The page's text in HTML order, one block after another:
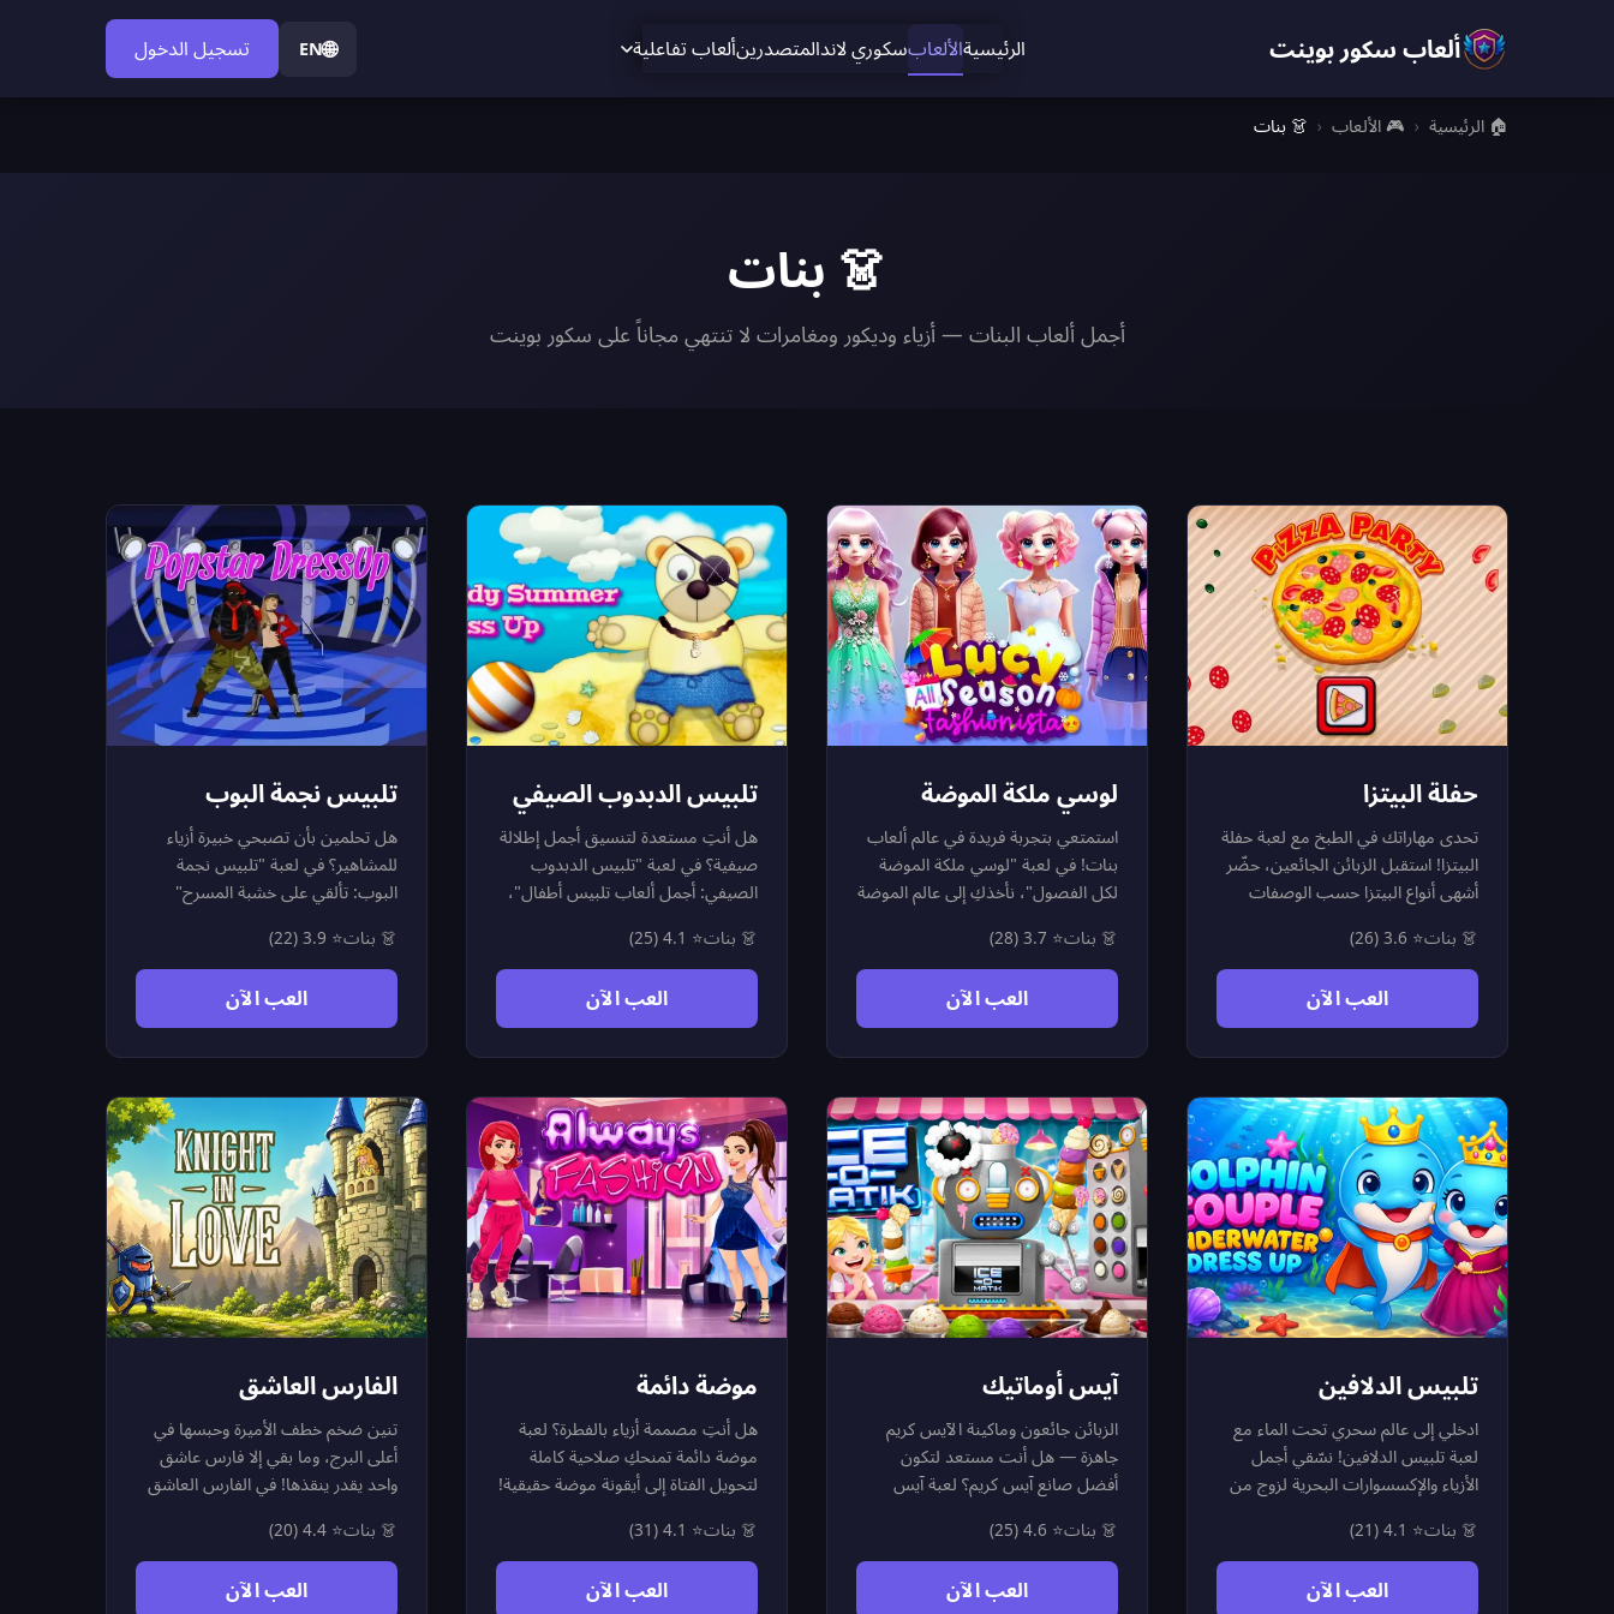
ألعاب سكور بوينت الرئيسيةالألعابسكوري لاندالمتصدرينألعاب تفاعلية 🌐
EN تسجيل الدخول
🏠 الرئيسية › 🎮 الألعاب › 👗 بنات
👗 بنات
أجمل ألعاب البنات — أزياء وديكور ومغامرات لا تنتهي مجاناً على سكور بوينت
حفلة البيتزا
تحدى مهاراتك في الطبخ مع لعبة حفلة
البيتزا! استقبل الزبائن الجائعين، حضّر
أشهى أنواع البيتزا حسب الوصفات
لعبة طبخ سريعة وممتعة تتطلب الدقة
والسرعة قبل أن ينفد وقت الزبائن.
العبها الآن أون لاين مجاناً واثبت أنك
أفضل شيف بيتزا!
👗 بنات⭐ 3.6 (26)
العب الآن
لوسي ملكة الموضة
استمتعي بتجربة فريدة في عالم ألعاب
بنات! في لعبة "لوسي ملكة الموضة
لكل الفصول"، نأخذكِ إلى عالم الموضة
إذا كنتِ من عشاق ألعاب تلبيس بنات
والمكياج، فهذه اللعبة تمنحكِ خزانة
ملابس ضخمة ومتنوعة تشمل جميع
فصول السنة. لا يتوقف الإبداع عند
الملابس فحسب، بل يمكنكِ الدخول
أحدث الصبغات والتسريحات التي
تناسب إطلالتها في كل الفصول.
👗 بنات⭐ 3.7 (28)
العب الآن
تلبيس الدبدوب الصيفي
هل أنتِ مستعدة لتنسيق أجمل إطلالة
صيفية؟ في لعبة "تلبيس الدبدوب
الصيفي: أجمل ألعاب تلبيس أطفال"،
لألطف دبدوب! اختاري من بين
مجموعة واسعة من الملابس الصيفية
المنعشة، القبعات، والنظارات
الشمسية الملونة. هذه اللعبة هي الخيار
الأمثل لكل من يبحث عن ألعاب بنات
مظهر الدبدوب بلمسات بسيطة
لتناسب أجواء البحر والشمس.
👗 بنات⭐ 4.1 (25)
العب الآن
تلبيس نجمة البوب
هل تحلمين بأن تصبحي خبيرة أزياء
للمشاهير؟ في لعبة "تلبيس نجمة
البوب: تألقي على خشبة المسرح"
نجمة البوب المفضلة لديكِ وساعديها
لتظهر بأبهى إطلالة قبل الصعود إلى
المسرح. استعرضي ذوقك الرفيع في
اختيار الفساتين اللامعة، الإكسسوارات
العصرية، وتسريحات الشعر المذهلة.
تلبيس البنات وتصممي "ستايل"
أسطوري يليق بنجمات الصف الأول!
👗 بنات⭐ 3.9 (22)
العب الآن
تلبيس الدلافين
ادخلي إلى عالم سحري تحت الماء مع
لعبة تلبيس الدلافين! نسّقي أجمل
الأزياء والإكسسوارات البحرية لزوج من
خزانة ملابس مائية رائعة تضم دبابيس
شعر على شكل نجوم البحر، وقبعات
المرجان، وقلادات اللؤلؤ، وتيجان البحر،
👗 بنات⭐ 4.1 (21)
العب الآن
آيس أوماتيك
الزبائن جائعون وماكينة الآيس كريم
جاهزة — هل أنت مستعد لتكون
أفضل صانع آيس كريم؟ لعبة آيس
رائعة ومهمتك إرضاء زبائنك المنتظرين
قبل نفاد وقتهم! اقرأ طلب كل زبون
بعناية وافهم ما يريده بالضبط، ثم
👗 بنات⭐ 4.6 (25)
العب الآن
موضة دائمة
هل أنتِ مصممة أزياء بالفطرة؟ لعبة
موضة دائمة تمنحكِ صلاحية كاملة
لتحويل الفتاة إلى أيقونة موضة حقيقية!
تسريحة الشعر العصرية ولون العيون
الساحر، إلى الفستان الأنيق والحذاء
المناسب والإطار الذي يكمل الإطلالة.
👗 بنات⭐ 4.1 (31)
العب الآن
الفارس العاشق
تنين ضخم خطف الأميرة وحبسها في
أعلى البرج، وما بقي إلا فارس عاشق
واحد يقدر ينقذها! في الفارس العاشق
ذهاباً وإياباً بين بيته وقلعة التنين، يهاجم
الجدران ويجمع القطع الذهبية اللي
تتساقط. كل قطعة ذهب تقربك من
👗 بنات⭐ 4.4 (20)
العب الآن